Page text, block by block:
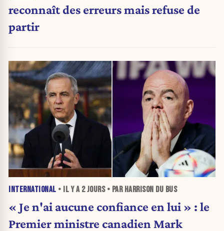
reconnaît des erreurs mais refuse de
partir
INTERNATIONAL • IL Y A 2 JOURS• PAR HARRISON DU BUS
« Je n'ai aucune confiance en lui » : le
Premier ministre canadien Mark